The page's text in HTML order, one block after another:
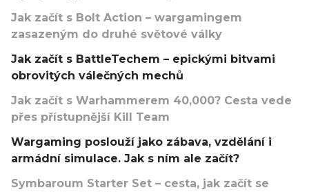
Jak začít s Bolt Action – wargamingem
zasazeným do druhé světové války
Jak začít s BattleTechem – epickými bitvami
obrovitých válečných mechů
Jak začít s Warhammerem 40,000? Cesta vede
přes přístupnější Kill Team
Wargaming poslouží jako zábava, vzdělání i
armádní simulace. Jak s ním ale začít?
Symbaroum Starter Set – cesta, jak začít se